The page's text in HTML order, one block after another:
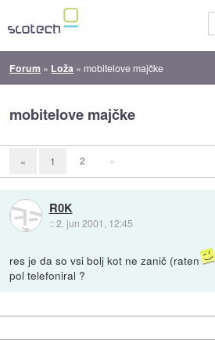
Forum » Loža » mobitelove majčke
mobitelove majčke
« 1 2 »
R0K
::2. jun 2001, 12:45
res je da so vsi bolj kot ne zanič (raten
pol telefoniral ?